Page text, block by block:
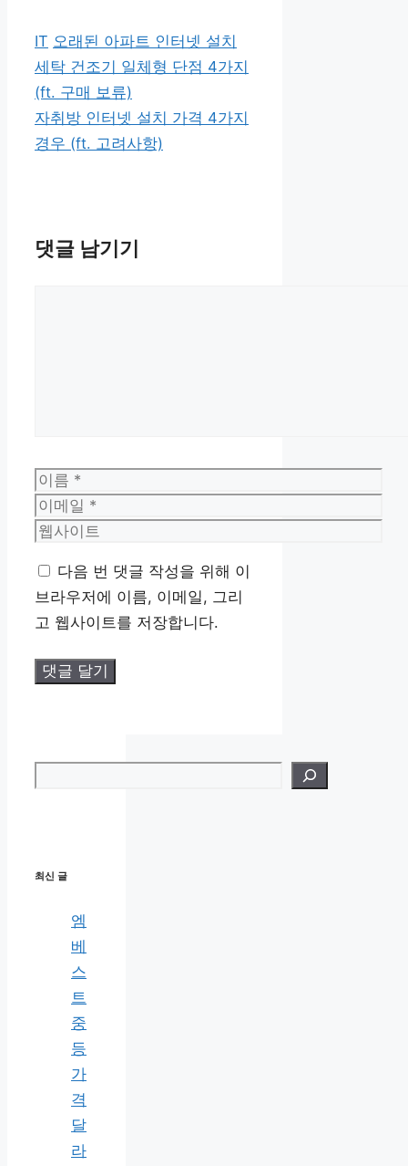
카
테
고
리
IT 태
그
오래된 아파트 인터넷 설치
세탁 건조기 일체형 단점 4가지
(ft. 구매 보류)
자취방 인터넷 설치 가격 4가지
경우 (ft. 고려사항)
댓글 남기기
이
름
이
메
웹
이
트
다음 번 댓글 작성을 위해 이
브라우저에 이름, 이메일, 그리
고 웹사이트를 저장합니다.
최신 글
엠
베
스
트
중
등
가
격
달
라